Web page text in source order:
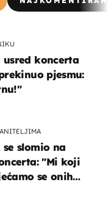
usred koncerta
pjesmu:
se slomio na
"Mi koji
se onih